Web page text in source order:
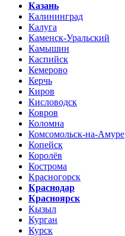
Казань
Калининград
Калуга
Каменск-Уральский
Камышин
Каспийск
Кемерово
Керчь
Киров
Кисловодск
Ковров
Коломна
Комсомольск-на-Амуре
Копейск
Королёв
Кострома
Красногорск
Краснодар
Красноярск
Кызыл
Курган
Курск